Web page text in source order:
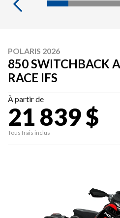
POLARIS 2026
850 SWITCHBACK
RACE IFS
À partir de
21 839 $
Tous frais inclus